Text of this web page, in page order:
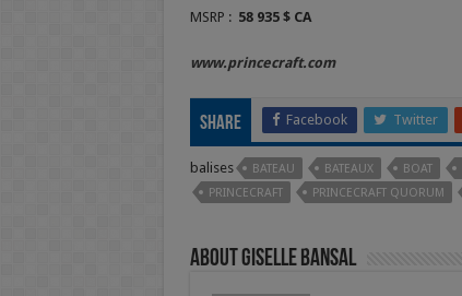
MSRP : 58 935 $ CA
www.princecraft.com
Share Facebook Twitter
balises BATEAU BATEAUX BOAT
PRINCECRAFT
PRINCECRAFT QUORUM
About Giselle Bansal